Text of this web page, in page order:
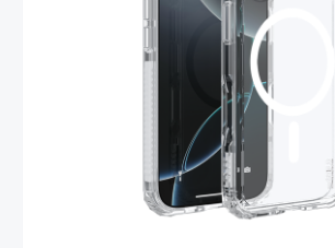
met standaard hoesjes. • Pyramid Corners®:
schokabsorberende hoeken die stuiteren
verminderen • Zigzag Protection®: Impact
randen • TÜV Nord Gecertificeerd: Tot
stootweerstand • Levenslange garantie:
investering in bescherming